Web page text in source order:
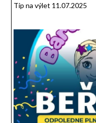
Tip na výlet 11.07.2025